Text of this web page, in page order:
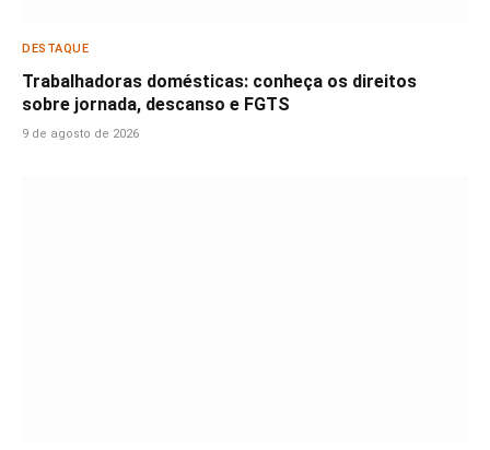
DESTAQUE
Trabalhadoras domésticas: conheça os direitos
sobre jornada, descanso e FGTS
9 de agosto de 2026